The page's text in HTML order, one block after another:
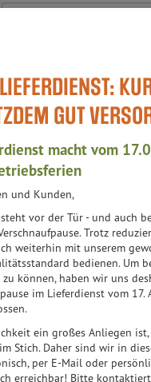
Produkt
GUT
macht vom
und Kunden,
vor der Tür - und auch
Trotz
weiterhin mit unserem
bedienen. Um
können, haben wir uns
im Lieferdienst vom 17.
ein großes Anliegen
Stich. Daher sind wir in
per E-Mail oder
erreichbar! Bitte
KÜCHE
12
in Konserven
Pestos
& Sauerkonserven